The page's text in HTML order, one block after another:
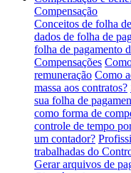
Compensação
Conceitos de folha
dados de folha de
folha de pagamento
Compensações
remuneração Como
massa aos contratos?
sua folha de
como forma de
controle de tempo
um contador?
trabalhadas do
Gerar arquivos de